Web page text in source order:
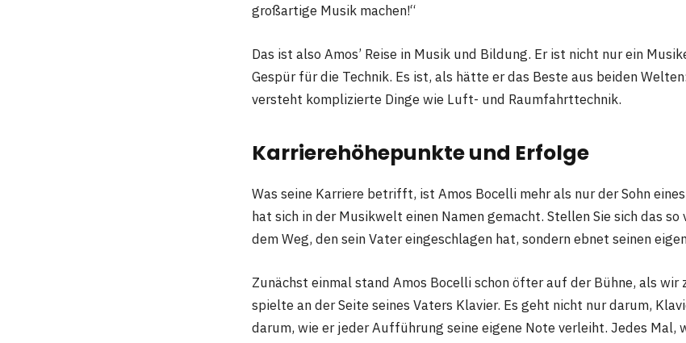
großartige Musik machen!“
Das ist also Amos’ Reise in Musik und Bildung. Er ist nicht nur ein
Gespür für die Technik. Es ist, als hätte er das Beste aus beiden
versteht komplizierte Dinge wie Luft- und Raumfahrttechnik.
Karrierehöhepunkte und Erfolge
Was seine Karriere betrifft, ist Amos Bocelli mehr als nur der Sohn
hat sich in der Musikwelt einen Namen gemacht. Stellen Sie sich das
dem Weg, den sein Vater eingeschlagen hat, sondern ebnet seinen
Zunächst einmal stand Amos Bocelli schon öfter auf der Bühne, als wir
spielte an der Seite seines Vaters Klavier. Es geht nicht nur darum,
darum, wie er jeder Aufführung seine eigene Note verleiht. Jedes Mal,